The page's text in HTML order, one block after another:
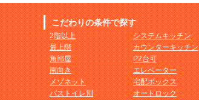
こだわりの条件で探す
2階以上
最上階
角部屋
南向き
メゾネット
バストイレ別
システムキッチン
カウンターキッチン
P2台可
エレベーター
宅配ボックス
オートロック